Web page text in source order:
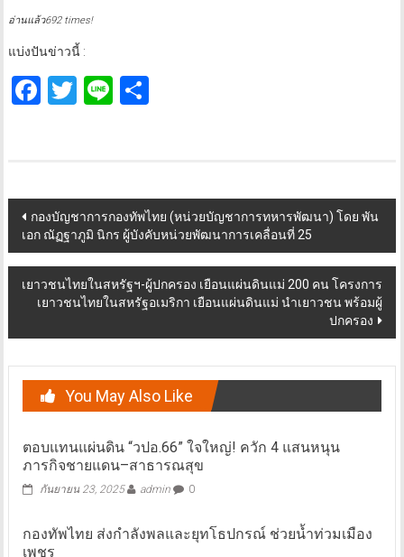
อ่านแล้ว692 times!
แบ่งปันข่าวนี้ :
Facebook
Twitter
LineShare
Post
navigation
กองบัญชาการกองทัพไทย (หน่วยบัญชาการทหารพัฒนา) โดย พัน
เอก ณัฏฐาภูมิ นิกร ผู้บังคับหน่วยพัฒนาการเคลื่อนที่ 25
เยาวชนไทยในสหรัฐฯ-ผู้ปกครอง เยือนแผ่นดินแม่ 200 คน โครงการ
เยาวชนไทยในสหรัฐอเมริกา เยือนแผ่นดินแม่ นำเยาวชน พร้อมผู้
ปกครอง
You May Also Like
ตอบแทนแผ่นดิน “วปอ.66” ใจใหญ่! ควัก 4 แสนหนุน
ภารกิจชายแดน–สาธารณสุข
กันยายน 23, 2025 admin 0
กองทัพไทย ส่งกำลังพลและยุทโธปกรณ์ ช่วยน้ำท่วมเมือง
เพชร